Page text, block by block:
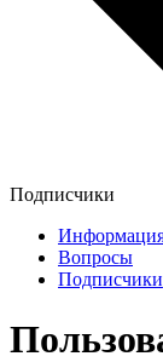
Подписчики
Вопросы
Подписчики